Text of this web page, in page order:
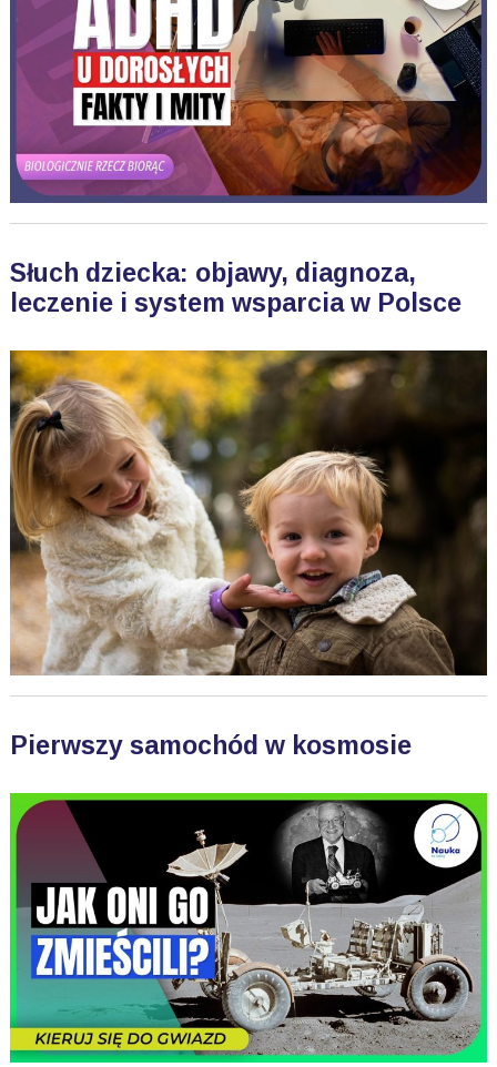
Słuch dziecka: objawy, diagnoza,
leczenie i system wsparcia w Polsce
Pierwszy samochód w kosmosie